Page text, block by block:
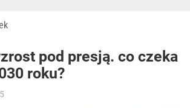
pod presją. co czeka
roku?